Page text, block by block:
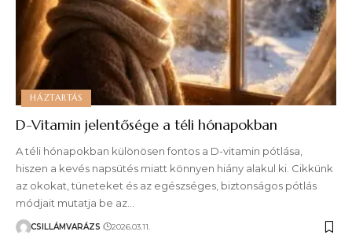
HÁZTARTÁS
D-Vitamin jelentősége a téli hónapokban
A téli hónapokban különösen fontos a D-vitamin pótlása,
hiszen a kevés napsütés miatt könnyen hiány alakul ki. Cikkünk
az okokat, tüneteket és az egészséges, biztonságos pótlás
módjait mutatja be az…
CSILLÁMVARÁZS 2026.03.11.